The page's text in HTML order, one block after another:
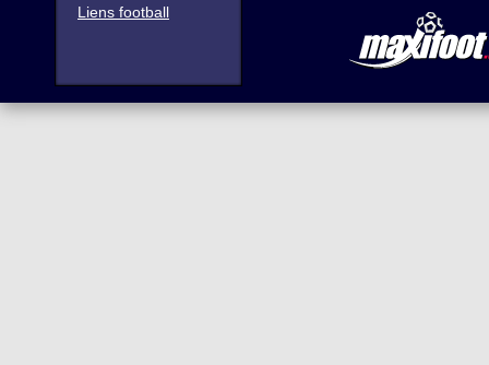
Liens football